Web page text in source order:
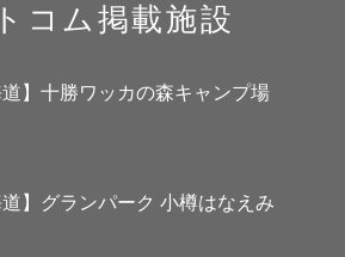
コム掲載施設
道】十勝ワッカの森キャンプ場
道】グランパーク 小樽はなえみ